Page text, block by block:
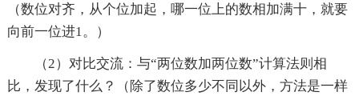
（数位对齐，从个位加起，哪一位上的数相加满十，就要
向前一位进1。）
（2）对比交流：与“两位数加两位数”计算法则相
比，发现了什么？（除了数位多少不同以外，方法是一样